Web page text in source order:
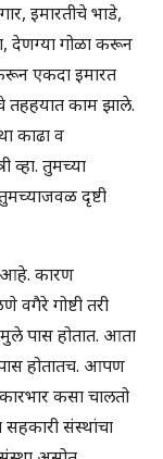
इमारतीचे भाडे,
देणग्या गोळा करून
एकदा इमारत
तहहयात काम झाले.
काढा व
व्हा. तुमच्या
दृष्टी
आहे. कारण
वगैरे गोष्टी तरी
पास होतात. आता
पास होतातच. आपण
कसा चालतो
सहकारी संस्थांचा